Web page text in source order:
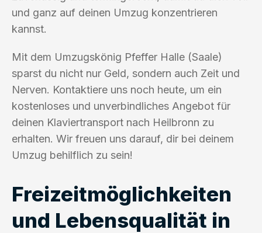
und ganz auf deinen Umzug konzentrieren
kannst.
Mit dem Umzugskönig Pfeffer Halle (Saale)
sparst du nicht nur Geld, sondern auch Zeit und
Nerven. Kontaktiere uns noch heute, um ein
kostenloses und unverbindliches Angebot für
deinen Klaviertransport nach Heilbronn zu
erhalten. Wir freuen uns darauf, dir bei deinem
Umzug behilflich zu sein!
Freizeitmöglichkeiten
und Lebensqualität in